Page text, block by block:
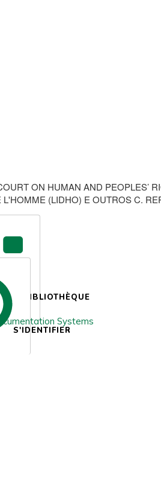
BIBLIOTHÈQUE
S'IDENTIFIER
ON HUMAN AND PEOPLES’
(LIDHO) E OUTROS C.